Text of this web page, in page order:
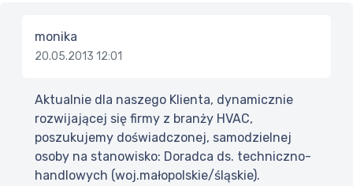
monika
20.05.2013 12:01
Aktualnie dla naszego Klienta, dynamicznie
rozwijającej się firmy z branży HVAC,
poszukujemy doświadczonej, samodzielnej
osoby na stanowisko: Doradca ds. techniczno-
handlowych (woj.małopolskie/śląskie).